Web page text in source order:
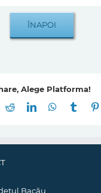
Alege Platforma!
RedditLinkedInWhatsApp
Tumblr
Bacău